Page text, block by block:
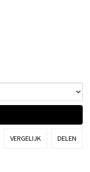
VERGELIJK DELEN